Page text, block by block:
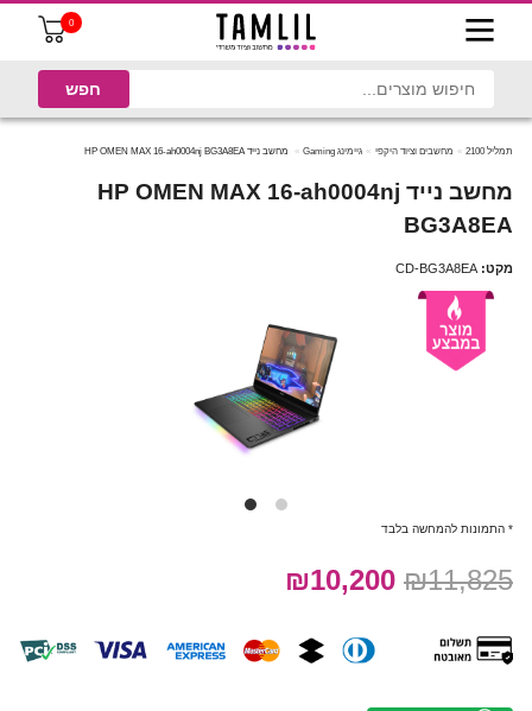
0
תמליל 2100 מחשבים וציוד היקפי גיימינג Gaming מחשב נייד HP OMEN MAX 16-ah0004nj BG3A8EA
מחשב נייד HP OMEN MAX 16-ah0004nj
BG3A8EA
מקט: CD-BG3A8EA
* התמונות להמחשה בלבד
₪11,825